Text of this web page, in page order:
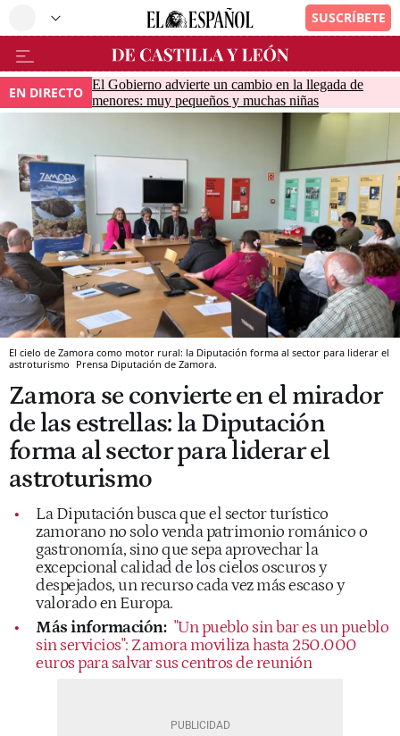
EN DIRECTO El Gobierno advierte un cambio en la llegada de
menores: muy pequeños y muchas niñas
El cielo de Zamora como motor rural: la Diputación forma al sector para liderar el
astroturismo Prensa Diputación de Zamora.
Zamora se convierte en el mirador
de las estrellas: la Diputación
forma al sector para liderar el
astroturismo
La Diputación busca que el sector turístico
zamorano no solo venda patrimonio románico o
gastronomía, sino que sepa aprovechar la
excepcional calidad de los cielos oscuros y
despejados, un recurso cada vez más escaso y
valorado en Europa.
Más información: "Un pueblo sin bar es un pueblo
sin servicios": Zamora moviliza hasta 250.000
euros para salvar sus centros de reunión